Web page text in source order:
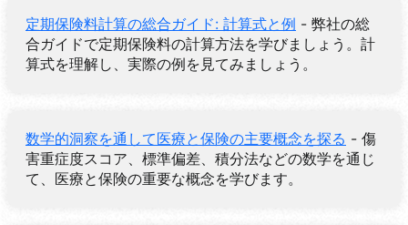
定期保険料計算の総合ガイド: 計算式と例 - 弊社の総
合ガイドで定期保険料の計算方法を学びましょう。計
算式を理解し、実際の例を見てみましょう。
数学的洞察を通して医療と保険の主要概念を探る - 傷
害重症度スコア、標準偏差、積分法などの数学を通じ
て、医療と保険の重要な概念を学びます。